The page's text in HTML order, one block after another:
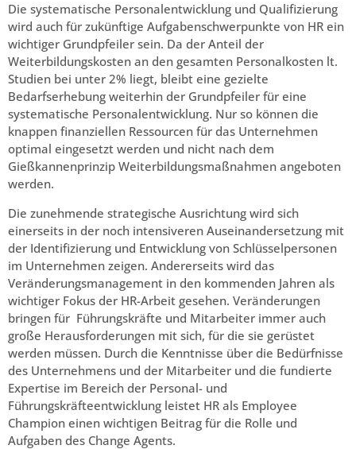
Die systematische Personalentwicklung und Qualifizierung
wird auch für zukünftige Aufgabenschwerpunkte von HR ein
wichtiger Grundpfeiler sein. Da der Anteil der
Weiterbildungskosten an den gesamten Personalkosten lt.
Studien bei unter 2% liegt, bleibt eine gezielte
Bedarfserhebung weiterhin der Grundpfeiler für eine
systematische Personalentwicklung. Nur so können die
knappen finanziellen Ressourcen für das Unternehmen
optimal eingesetzt werden und nicht nach dem
Gießkannenprinzip Weiterbildungsmaßnahmen angeboten
werden.
Die zunehmende strategische Ausrichtung wird sich
einerseits in der noch intensiveren Auseinandersetzung mit
der Identifizierung und Entwicklung von Schlüsselpersonen
im Unternehmen zeigen. Andererseits wird das
Veränderungsmanagement in den kommenden Jahren als
wichtiger Fokus der HR-Arbeit gesehen. Veränderungen
bringen für Führungskräfte und Mitarbeiter immer auch
große Herausforderungen mit sich, für die sie gerüstet
werden müssen. Durch die Kenntnisse über die Bedürfnisse
des Unternehmens und der Mitarbeiter und die fundierte
Expertise im Bereich der Personal- und
Führungskräfteentwicklung leistet HR als Employee
Champion einen wichtigen Beitrag für die Rolle und
Aufgaben des Change Agents.